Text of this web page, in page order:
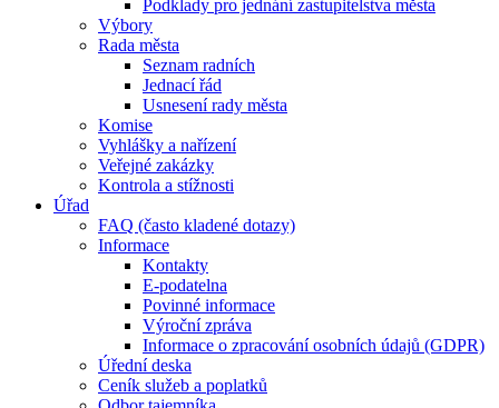
Podklady pro jednání zastupitelstva města
Výbory
Rada města
Seznam radních
Jednací řád
Usnesení rady města
Komise
Vyhlášky a nařízení
Veřejné zakázky
Kontrola a stížnosti
Úřad
FAQ (často kladené dotazy)
Informace
Kontakty
E-podatelna
Povinné informace
Výroční zpráva
Informace o zpracování osobních údajů (GDPR)
Úřední deska
Ceník služeb a poplatků